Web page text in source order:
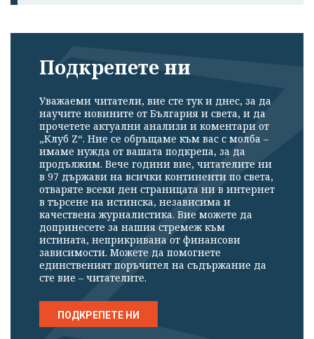
Подкрепете ни
Уважаеми читатели, вие сте тук и днес, за да
научите новините от България и света, и да
прочетете актуални анализи и коментари от
„Клуб Z“. Ние се обръщаме към вас с молба –
имаме нужда от вашата подкрепа, за да
продължим. Вече години вие, читателите ни
в 97 държави на всички континенти по света,
отваряте всеки ден страницата ни в интернет
в търсене на истинска, независима и
качествена журналистика. Вие можете да
допринесете за нашия стремеж към
истината, неприкривана от финансови
зависимости. Можете да помогнете
единственият поръчител на съдържание да
сте вие – читателите.
ПОДКРЕПЕТЕ НИ